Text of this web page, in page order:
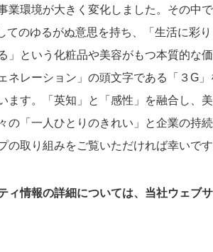
トップメッセー
取り組み１：ジ
取り組み２：多
況
個人投資家の皆
はじめてのコー
個人投資家説明会
業環境が大きく変化しました。その中
てのゆるがぬ意思を持ち、「生活に彩
」という化粧品や美容がもつ本質的な
ネレーション」の頭文字である「３G」
ます。「英知」と「感性」を融合し、
の「一人ひとりのきれい」と企業の持
の取り組みをご覧いただければ幸いです
ィ情報の詳細については、当社ウェブ